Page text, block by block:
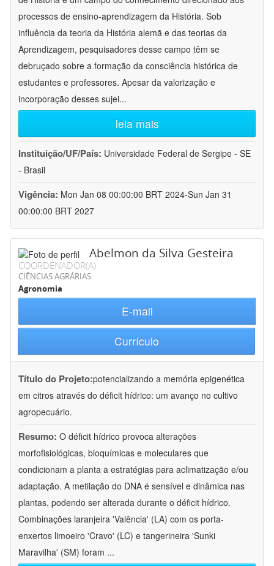
processos de ensino-aprendizagem da História. Sob
influência da teoria da História alemã e das teorias da
Aprendizagem, pesquisadores desse campo têm se
debruçado sobre a formação da consciência histórica de
estudantes e professores. Apesar da valorização e
incorporação desses sujei...
leia mais
Instituição/UF/País: Universidade Federal de Sergipe - SE
- Brasil
Vigência: Mon Jan 08 00:00:00 BRT 2024-Sun Jan 31
00:00:00 BRT 2027
Abelmon da Silva Gesteira
COORDENADOR(A)
CIÊNCIAS AGRÁRIAS
Agronomia
E-mail
Currículo
Título do Projeto:potencializando a memória epigenética
em citros através do déficit hídrico: um avanço no cultivo
agropecuário.
Resumo: O déficit hídrico provoca alterações
morfofisiológicas, bioquímicas e moleculares que
condicionam a planta a estratégias para aclimatização e/ou
adaptação. A metilação do DNA é sensível e dinâmica nas
plantas, podendo ser alterada durante o déficit hídrico.
Combinações laranjeira 'Valência' (LA) com os porta-
enxertos limoeiro 'Cravo' (LC) e tangerineira 'Sunki
Maravilha' (SM) foram ...